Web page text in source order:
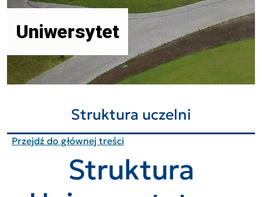
Uniwersytet
Struktura uczelni
Przejdź do głównej treści
Struktura